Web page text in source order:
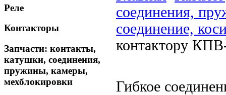
Реле
Контакторы
Запчасти: контакты,
катушки, соединения,
пружины, камеры,
мехблокировки
соединения,
соединение,
контактору
Гибкое